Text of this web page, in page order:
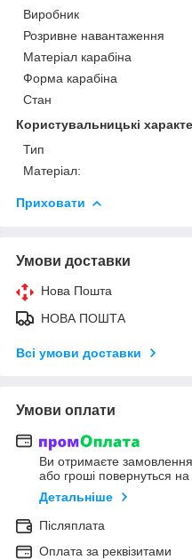
Виробник
Розривне навантаження
Матеріал карабіна
Форма карабіна
Стан
Користувальницькі
Тип
Матеріал:
Приховати
Умови доставки
Нова Пошта
НОВА ПОШТА
Всі умови доставки
Умови оплати
Ви отримаєте замовлення
або гроші повернуться
Детальніше
Післяплата
Оплата за реквізитами